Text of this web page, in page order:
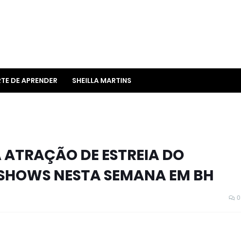
DE APRENDER SHEILLA MARTINS
DE ESTREIA DO
NESTA SEMANA EM BH
0